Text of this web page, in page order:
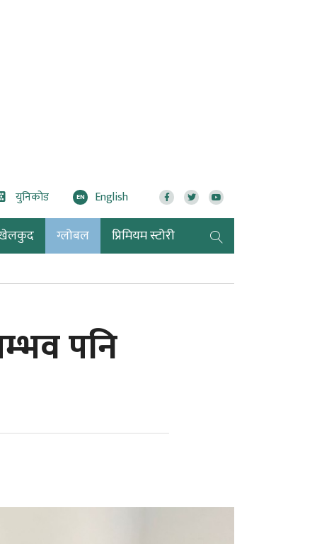
युनिकोड EN English
ग्लोबल प्रिमियम स्टोरी
पनि